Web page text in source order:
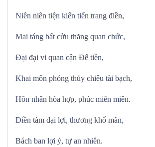
Niên niên tiện kiến tiến trang điền,
Mai táng bất cửu thăng quan chức,
Đại đại vi quan cận Đế tiền,
Khai môn phóng thủy chiêu tài bạch,
Hôn nhân hòa hợp, phúc miên miên.
Điền tàm đại lợi, thương khố mãn,
Bách ban lợi ý, tự an nhiên.